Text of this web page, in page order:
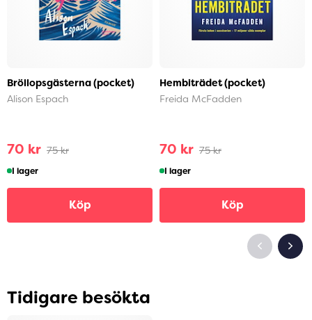
Bröllopsgästerna (pocket)
Alison Espach
70 kr 75 kr
I lager
Köp
Hembiträdet (pocket)
Freida McFadden
70 kr 75 kr
I lager
Köp
Tidigare besökta